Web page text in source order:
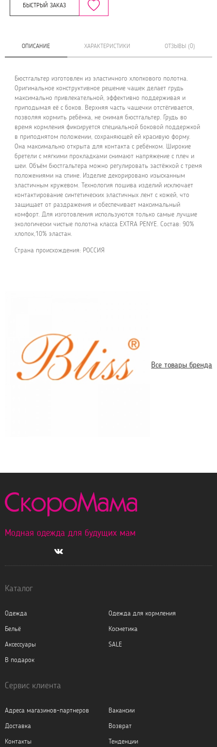
БЫСТРЫЙ ЗАКАЗ
ОПИСАНИЕ ХАРАКТЕРИСТИКИ ОТЗЫВЫ (0)
Бюстгальтер изготовлен из эластичного хлопкового полотна.
Оригинальное конструктивное решение чашек делает грудь
максимально привлекательной, эффективно поддерживая и
приподымая её с боков. Верхняя часть чашечки отстёгивается,
позволяя кормить ребёнка, не снимая бюстгальтер. Грудь во
время кормления фиксируется специальной боковой поддержкой
в приподнятом положении, сохраняющей ей красивую форму.
Она максимально открыта для контакта с ребёнком. Широкие
бретели с мягкими прокладками снимают напряжение с плеч и
шеи. Объём бюстгальтера можно регулировать застёжкой с тремя
положениями на спине. Изделие декорировано изысканным
эластичным кружевом. Технология пошива изделий исключает
контактирование синтетических эластичных лент с кожей, что
защищает от раздражения и обеспечивает максимальный
комфорт. Для изготовления используются только самые лучшие
экологически чистые полотна класса EXTRA PENYE. Состав: 90%
хлопок,10% эластан.
Страна происхождения: РОССИЯ
Все товары бренда
Модная одежда для будущих мам
Каталог
Одежда
Одежда для кормления
Бельё
Косметика
Аксессуары
SALE
В подарок
Сервис клиента
Адреса магазинов-партнеров
Вакансии
Доставка
Возврат
Контакты
Тенденции